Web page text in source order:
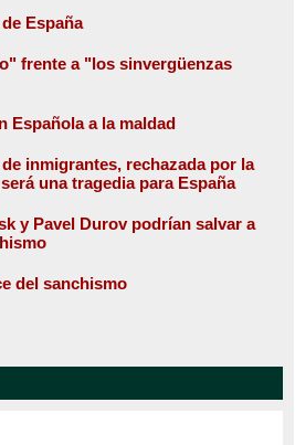
España
frente a "los sinvergüenzas
Española a la maldad
inmigrantes, rechazada por la
una tragedia para España
y Pavel Durov podrían salvar a
del sanchismo